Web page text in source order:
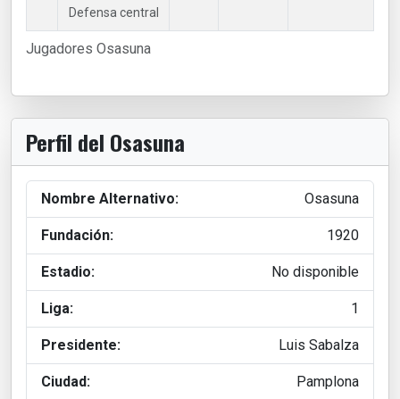
Jugadores Osasuna
Defensa central
Perfil del Osasuna
Nombre Alternativo: Osasuna
Fundación: 1920
Estadio: No disponible
Liga: 1
Presidente: Luis Sabalza
Ciudad: Pamplona